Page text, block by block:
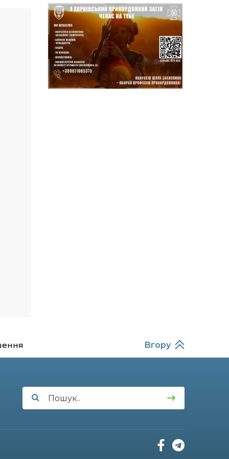
14:37
21 лип
Захищав кордон до
останнього подиху:
пам’яті полеглого
прикордонника
Олександра Кичаня
(ВІДЕО)
11:28
Від штанги до «крил»: як
спорт і характер
Олександру Бойку
13:52
Вгору